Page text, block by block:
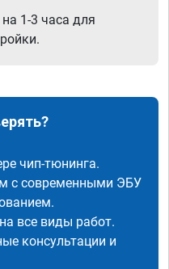
1-3 часа для
чип-тюнинга.
с современными ЭБУ
все виды работ.
консультации и